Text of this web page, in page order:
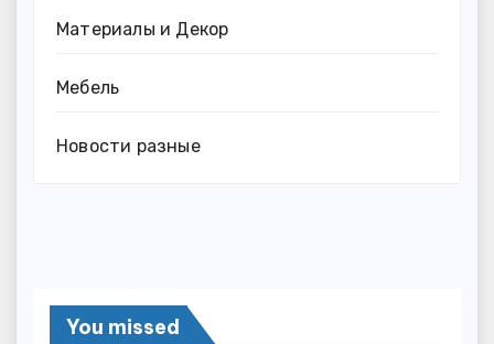
Материалы и Декор
Мебель
Новости разные
You missed